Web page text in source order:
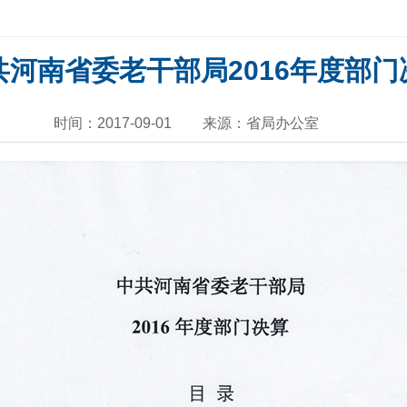
河南省委老干部局2016年度部门
时间：2017-09-01 来源：省局办公室